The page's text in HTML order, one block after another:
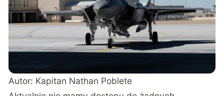
Autor: Kapitan Nathan Poblete